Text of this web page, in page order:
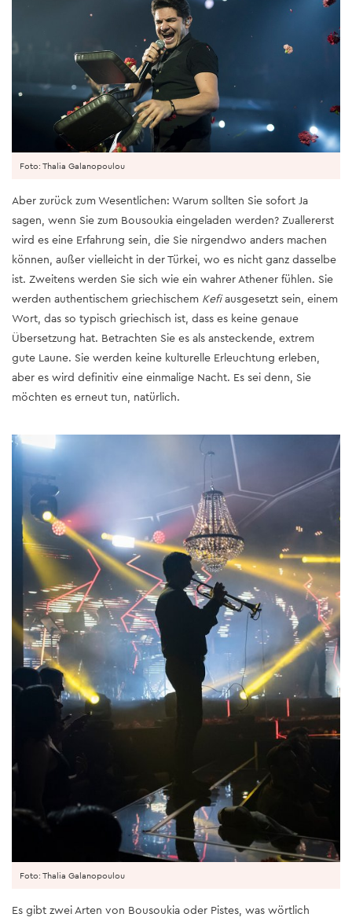
Foto: Thalia Galanopoulou
Aber zurück zum Wesentlichen: Warum sollten Sie sofort Ja
sagen, wenn Sie zum Bousoukia eingeladen werden? Zuallererst
wird es eine Erfahrung sein, die Sie nirgendwo anders machen
können, außer vielleicht in der Türkei, wo es nicht ganz dasselbe
ist. Zweitens werden Sie sich wie ein wahrer Athener fühlen. Sie
werden authentischem griechischem Kefiausgesetzt sein, einem
Wort, das so typisch griechisch ist, dass es keine genaue
Übersetzung hat. Betrachten Sie es als ansteckende, extrem
gute Laune. Sie werden keine kulturelle Erleuchtung erleben,
aber es wird definitiv eine einmalige Nacht. Es sei denn, Sie
möchten es erneut tun, natürlich.
Es gibt zwei Arten von Bousoukia oder Pistes, was wörtlich
Foto: Thalia Galanopoulou